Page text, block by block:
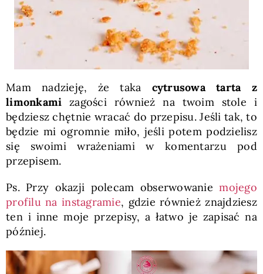
Mam nadzieję, że taka cytrusowa tarta z
limonkami zagości również na twoim stole i
będziesz chętnie wracać do przepisu. Jeśli tak, to
będzie mi ogromnie miło, jeśli potem podzielisz
się swoimi wrażeniami w komentarzu pod
przepisem.
Ps. Przy okazji polecam obserwowaniemojego
profilu na instagramie, gdzie również znajdziesz
ten i inne moje przepisy, a łatwo je zapisać na
później.